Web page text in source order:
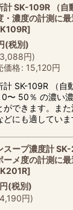
計 SK-109R （自
・濃度の計測に
]
(税別)
円)
価格: 15,120円
計 SK-109R （自
0〜 50％ の濃い
ができます。ま
どにも適してい
スープ濃度計
ーメ度の計測に
]
円(税別)
円)